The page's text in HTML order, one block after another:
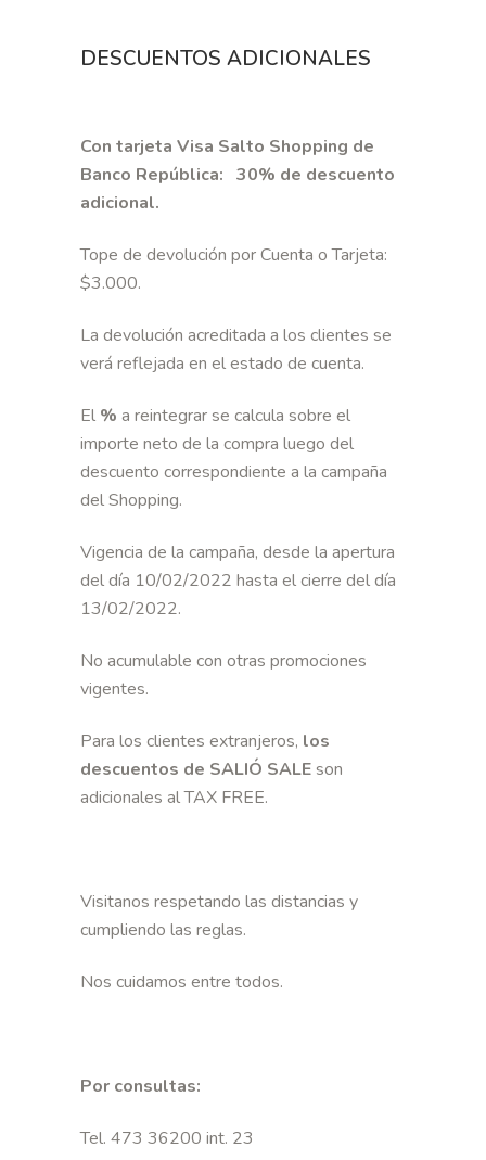
DESCUENTOS ADICIONALES
Con tarjeta Visa Salto Shopping de
Banco República: 30% de descuento
adicional.
Tope de devolución por Cuenta o Tarjeta:
$3.000.
La devolución acreditada a los clientes se
verá reflejada en el estado de cuenta.
El % a reintegrar se calcula sobre el
importe neto de la compra luego del
descuento correspondiente a la campaña
del Shopping.
Vigencia de la campaña, desde la apertura
del día 10/02/2022 hasta el cierre del día
13/02/2022.
No acumulable con otras promociones
vigentes.
Para los clientes extranjeros, los
descuentos de SALIÓ SALEson
adicionales al TAX FREE.
Visitanos respetando las distancias y
cumpliendo las reglas.
Nos cuidamos entre todos.
Por consultas:
Tel. 473 36200 int. 23